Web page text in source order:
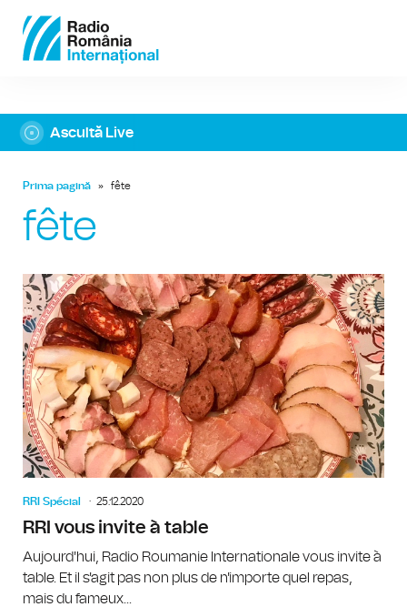
Ascultă Live
Prima pagină » fête
fête
RRI Spécial 25.12.2020
RRI vous invite à table
Aujourd'hui, Radio Roumanie Internationale vous invite à
table. Et il s'agit pas non plus de n'importe quel repas,
mais du fameux...